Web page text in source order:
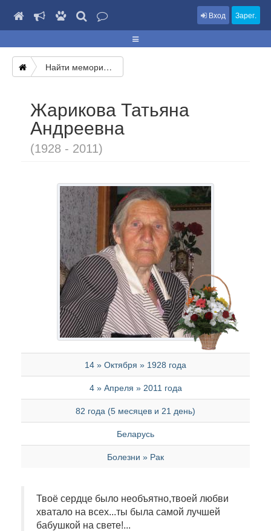
Вход Зарег.
Найти мемориал
Жарикова Татьяна
Андреевна
(1928 - 2011)
14 » Октября » 1928 года
4 » Апреля » 2011 года
82 года (5 месяцев и 21 день)
Беларусь
Болезни » Рак
Твоё сердце было необъятно,твоей любви
хватало на всех...ты была самой лучшей
бабушкой на свете!...